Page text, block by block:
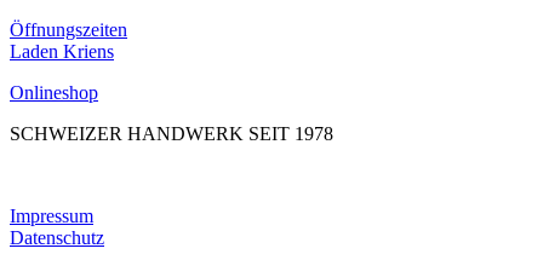
Öffnungszeiten
Laden Kriens
Onlineshop
SCHWEIZER HANDWERK SEIT 1978
Impressum
Datenschutz